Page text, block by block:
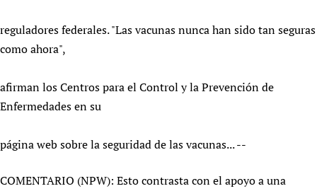
reguladores federales. "Las vacunas nunca han sido tan seguras
como ahora",
afirman los Centros para el Control y la Prevención de
Enfermedades en su
página web sobre la seguridad de las vacunas... --
COMENTARIO (NPW): Esto contrasta con el apoyo a una